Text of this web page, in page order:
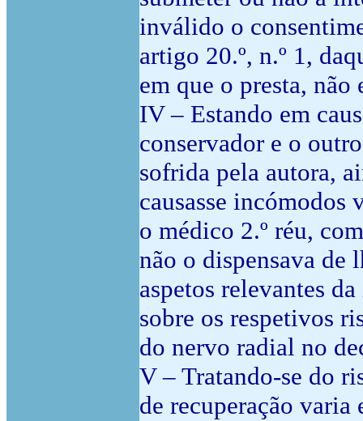
inválido o
artigo 20.º, n.º 1,
em que o presta,
IV – Estando em
conservador e o
sofrida pela autora,
causasse incómodos
o médico 2.º réu,
não o dispensava de
aspetos relevantes
sobre os respetivos
do nervo radial no
V – Tratando-se do
de recuperação varia